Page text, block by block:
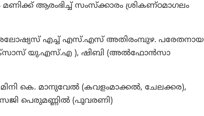
ആരംഭിച്ച് സംസ്‌ക്കാരം ശ്രികണ്ഠമാഗലം
എച്ച് എസ്.എസ് അതിരംമ്പുഴ. പരേതനായ
യു.എസ്.എ ), ഷിബി (അല്‍ഫോന്‍സാ
കെ. മാനുവേല്‍ (കവളംമാക്കല്‍, ചേലക്കര),
പെരുമണ്ണില്‍ (പൂവരണി)